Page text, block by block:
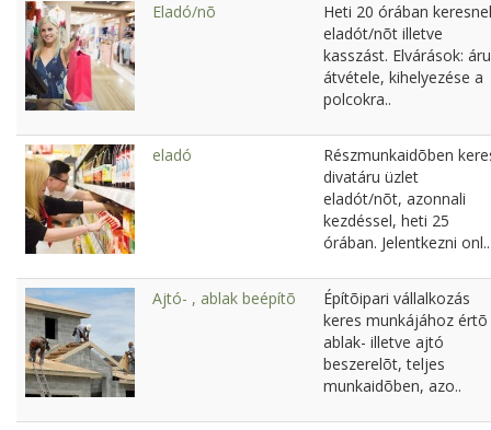
Eladó/nõ
Heti 20 órában
eladót/nõt illetve
kasszást. Elvárások: áru
átvétele, kihelyezése a
polcokra..
eladó
Részmunkaidõben
divatáru üzlet
eladót/nõt, azonnali
kezdéssel, heti 25
órában. Jelentkezni onl..
Ajtó- , ablak beépítõ
Építõipari vállalkozás
keres munkájához értõ
ablak- illetve ajtó
beszerelõt, teljes
munkaidõben, azo..